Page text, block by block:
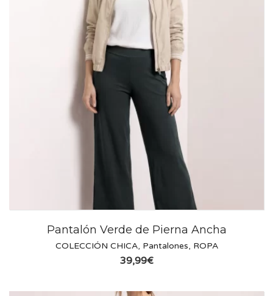
Pantalón Verde de Pierna Ancha
COLECCIÓN CHICA, Pantalones, ROPA
39,99€